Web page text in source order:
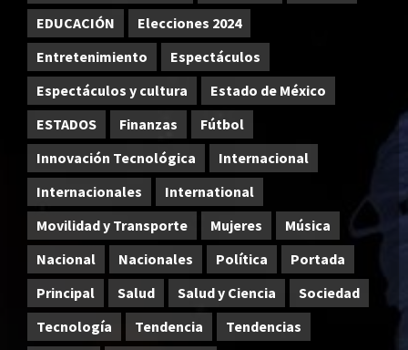
EDUCACIÓN
Elecciones 2024
Entretenimiento
Espectáculos
Espectáculos y cultura
Estado de México
ESTADOS
Finanzas
Fútbol
Innovación Tecnológica
Internacional
Internacionales
International
Movilidad y Transporte
Mujeres
Música
Nacional
Nacionales Política
Portada
Principal
Salud Salud y Ciencia
Sociedad
Tecnología
Tendencia
Tendencias